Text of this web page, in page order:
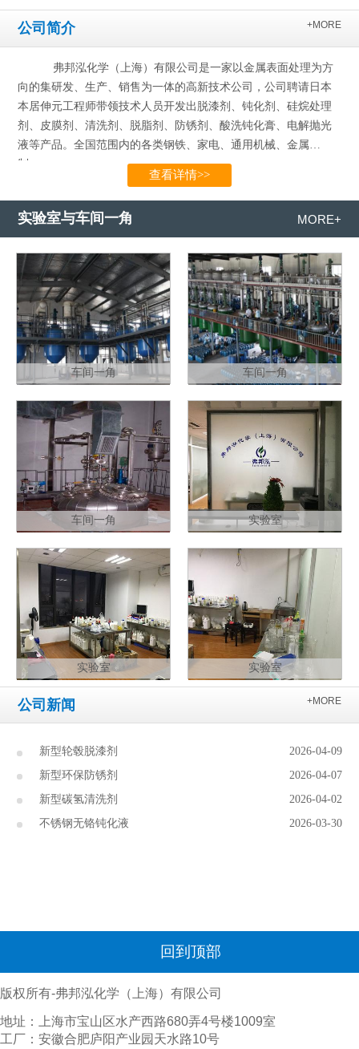
公司简介 +MORE
弗邦泓化学（上海）有限公司是一家以金属表面处理为方
向的集研发、生产、销售为一体的高新技术公司，公司聘请日本
本居伸元工程师带领技术人员开发出脱漆剂、钝化剂、硅烷处理
剂、皮膜剂、清洗剂、脱脂剂、防锈剂、酸洗钝化膏、电解抛光
液等产品。全国范围内的各类钢铁、家电、通用机械、金属
制…...
查看详情>>
实验室与车间一角 MORE+
车间一角 车间一角
车间一角 实验室
实验室 实验室
+MORE
公司新闻
2026-04-09
新型轮毂脱漆剂
2026-04-07
新型环保防锈剂
2026-04-02
新型碳氢清洗剂
2026-03-30
不锈钢无铬钝化液
回到顶部
版权所有-弗邦泓化学（上海）有限公司
地址：上海市宝山区水产西路680弄4号楼1009室
工厂：安徽合肥庐阳产业园天水路10号